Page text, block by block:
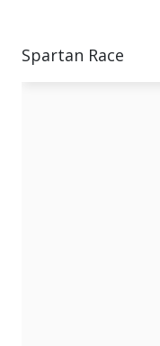
Spartan Race